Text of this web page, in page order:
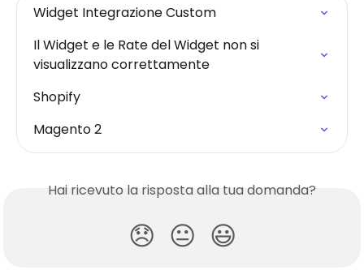
Widget Integrazione Custom
Il Widget e le Rate del Widget non si
visualizzano correttamente
Shopify
Magento 2
Hai ricevuto la risposta alla tua domanda?
😞 😐 😃